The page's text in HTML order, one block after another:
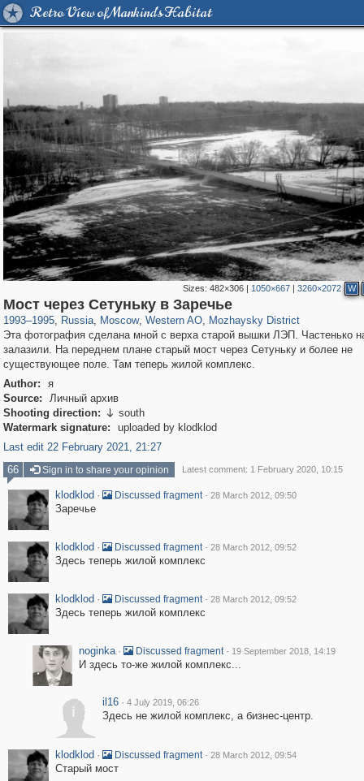
Retro View of Mankind's Habitat
Sizes: 482×306| 1050×667| 3260×2072 W
Мост через Сетуньку в Заречье
1993–1995, Russia
1,407,206 29,248
, Moscow
319,878 8,286
, Western AO
27,131 310
, Mozhaysky District
2,189
Эта фотография сделана мной с верха старой вышки ЛЭП. Частенько
залазили. На переднем плане старый мост через Сетуньку и более не
существующее поле. Там теперь жилой комплекс.
Author:
я
Source:
Личный архив
Shooting direction:  south
Watermark signature:
uploaded by klodklod
Last edit 22 February 2021, 21:27
66
Sign in to share your opinion Latest comment: 1 February 2020, 10:15
klodklod · Discussed fragment · 28 March 2012, 09:50
Заречье
klodklod · Discussed fragment · 28 March 2012, 09:52
Здесь теперь жилой комплекс
klodklod · Discussed fragment · 28 March 2012, 09:52
Здесь теперь жилой комплекс
noginka · Discussed fragment · 19 September 2018, 14:19
И здесь то-же жилой комплекс...
i
il16 · 4 July 2019, 06:26
Здесь не жилой комплекс, а бизнес-центр.
klodklod · Discussed fragment · 28 March 2012, 09:54
Старый мост